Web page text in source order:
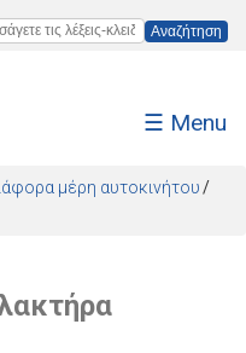
τις λέξεις-κλειδιά
☰ Menu
μέρη αυτοκινήτου